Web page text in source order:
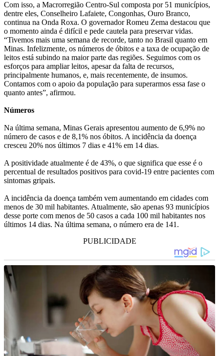
Com isso, a Macrorregião Centro-Sul composta por 51 municípios,
dentre eles, Conselheiro Lafaiete, Congonhas, Ouro Branco,
continua na Onda Roxa. O governador Romeu Zema destacou que
o momento ainda é difícil e pede cautela para preservar vidas.
“Tivemos mais uma semana de recorde, tanto no Brasil quanto em
Minas. Infelizmente, os números de óbitos e a taxa de ocupação de
leitos está subindo na maior parte das regiões. Seguimos com os
esforços para ampliar leitos, apesar da falta de recursos,
principalmente humanos, e, mais recentemente, de insumos.
Contamos com o apoio da população para superarmos essa fase o
quanto antes”, afirmou.
Números
Na última semana, Minas Gerais apresentou aumento de 6,9% no
número de casos e de 8,1% nos óbitos. A incidência da doença
cresceu 20% nos últimos 7 dias e 41% em 14 dias.
A positividade atualmente é de 43%, o que significa que esse é o
percentual de resultados positivos para covid-19 entre pacientes com
sintomas gripais.
A incidência da doença também vem aumentando em cidades com
menos de 30 mil habitantes. Atualmente, são apenas 93 municípios
desse porte com menos de 50 casos a cada 100 mil habitantes nos
últimos 14 dias. Na última semana, o número era de 141.
PUBLICIDADE